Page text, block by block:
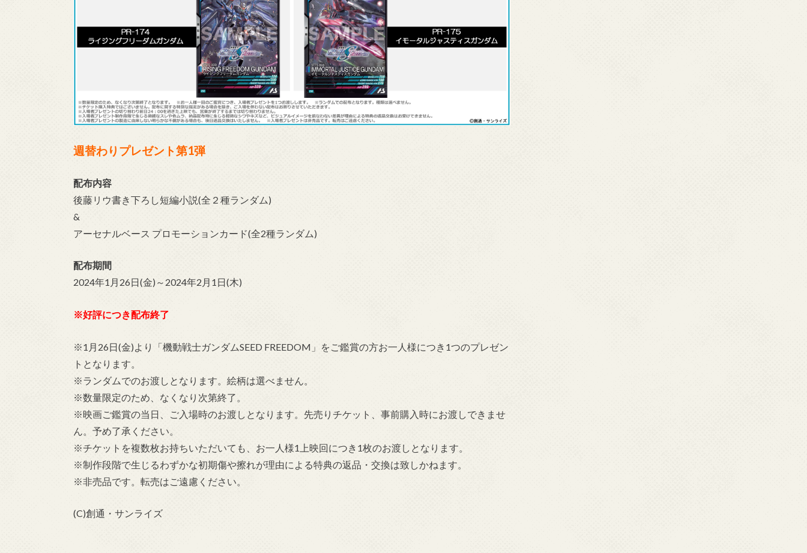
週替わりプレゼント第1弾
配布内容
後藤リウ書き下ろし短編小説(全２種ランダム)
&
アーセナルベース プロモーションカード(全2種ランダム)
配布期間
2024年1月26日(金)～2024年2月1日(木)
※好評につき配布終了
※1月26日(金)より「機動戦士ガンダムSEED FREEDOM」をご鑑賞の方お一人様につき1つのプレゼン
トとなります。
※ランダムでのお渡しとなります。絵柄は選べません。
※数量限定のため、なくなり次第終了。
※映画ご鑑賞の当日、ご入場時のお渡しとなります。先売りチケット、事前購入時にお渡しできませ
ん。予め了承ください。
※チケットを複数枚お持ちいただいても、お一人様1上映回につき1枚のお渡しとなります。
※制作段階で生じるわずかな初期傷や擦れが理由による特典の返品・交換は致しかねます。
※非売品です。転売はご遠慮ください。
(C)創通・サンライズ